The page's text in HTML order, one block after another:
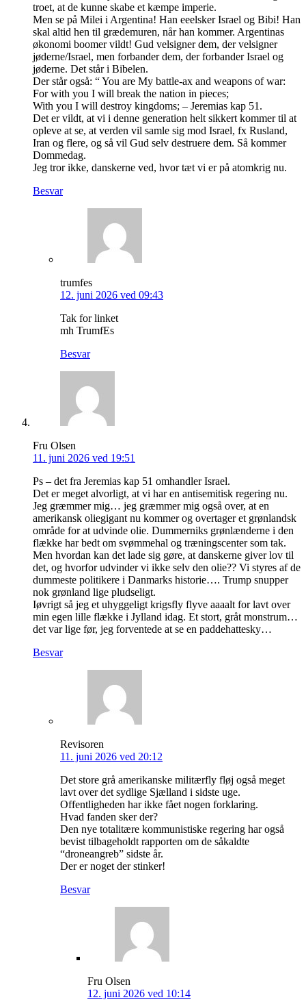
troet, at de kunne skabe et kæmpe imperie.
Men se på Milei i Argentina! Han eeelsker Israel og Bibi! Han
skal altid hen til grædemuren, når han kommer. Argentinas
økonomi boomer vildt! Gud velsigner dem, der velsigner
jøderne/Israel, men forbander dem, der forbander Israel og
jøderne. Det står i Bibelen.
Der står også: “ You are My battle-ax and weapons of war:
For with you I will break the nation in pieces;
With you I will destroy kingdoms; – Jeremias kap 51.
Det er vildt, at vi i denne generation helt sikkert kommer til at
opleve at se, at verden vil samle sig mod Israel, fx Rusland,
Iran og flere, og så vil Gud selv destruere dem. Så kommer
Dommedag.
Jeg tror ikke, danskerne ved, hvor tæt vi er på atomkrig nu.
Besvar
trumfes
12. juni 2026 ved 09:43
Tak for linket
mh TrumfEs
Besvar
Fru Olsen
11. juni 2026 ved 19:51
Ps – det fra Jeremias kap 51 omhandler Israel.
Det er meget alvorligt, at vi har en antisemitisk regering nu.
Jeg græmmer mig… jeg græmmer mig også over, at en
amerikansk oliegigant nu kommer og overtager et grønlandsk
område for at udvinde olie. Dummerniks grønlænderne i den
flække har bedt om svømmehal og træningscenter som tak.
Men hvordan kan det lade sig gøre, at danskerne giver lov til
det, og hvorfor udvinder vi ikke selv den olie?? Vi styres af de
dummeste politikere i Danmarks historie…. Trump snupper
nok grønland lige pludseligt.
Iøvrigt så jeg et uhyggeligt krigsfly flyve aaaalt for lavt over
min egen lille flække i Jylland idag. Et stort, gråt monstrum…
det var lige før, jeg forventede at se en paddehattesky…
Besvar
Revisoren
11. juni 2026 ved 20:12
Det store grå amerikanske militærfly fløj også meget
lavt over det sydlige Sjælland i sidste uge.
Offentligheden har ikke fået nogen forklaring.
Hvad fanden sker der?
Den nye totalitære kommunistiske regering har også
bevist tilbageholdt rapporten om de såkaldte
“droneangreb” sidste år.
Der er noget der stinker!
Besvar
Fru Olsen
12. juni 2026 ved 10:14